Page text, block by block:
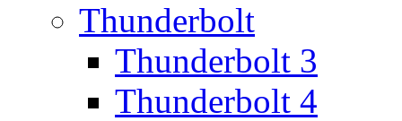
Thunderbolt
Thunderbolt 3
Thunderbolt 4